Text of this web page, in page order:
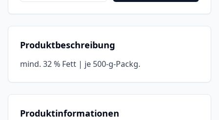
Produktbeschreibung
mind. 32 % Fett | je 500-g-Packg.
Produktinformationen